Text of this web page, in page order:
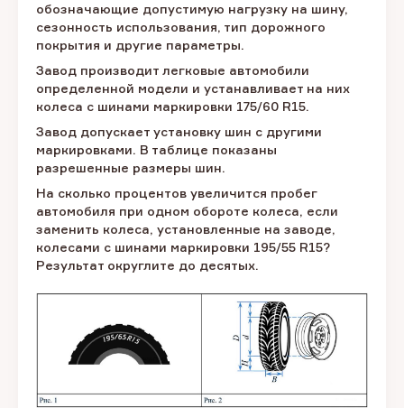
обозначающие допустимую нагрузку на шину,
сезонность использования, тип дорожного
покрытия и другие параметры.
Завод производит легковые автомобили
определенной модели и устанавливает на них
колеса с шинами маркировки 175/60 R15.
Завод допускает установку шин с другими
маркировками. В таблице показаны
разрешенные размеры шин.
На сколько процентов увеличится пробег
автомобиля при одном обороте колеса, если
заменить колеса, установленные на заводе,
колесами с шинами маркировки 195/55 R15?
Результат округлите до десятых.